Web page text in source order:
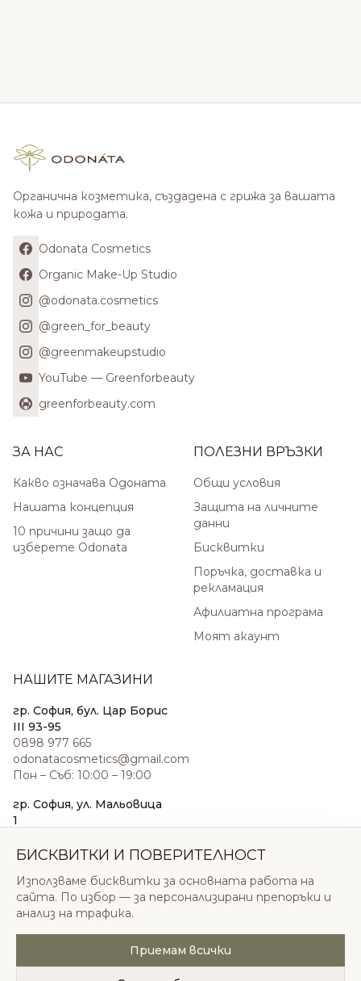
Органична козметика, създадена с грижа за вашата
кожа и природата.
Odonata Cosmetics
Organic Make-Up Studio
@odonata.cosmetics
@green_for_beauty
@greenmakeupstudio
YouTube — Greenforbeauty
greenforbeauty.com
ЗА НАС
Какво означава Одоната
Нашата концепция
10 причини защо да
изберете Odonata
ПОЛЕЗНИ ВРЪЗКИ
Общи условия
Защита на личните
данни
Бисквитки
Поръчка, доставка и
рекламация
Афилиатна програма
Моят акаунт
НАШИТЕ МАГАЗИНИ
гр. София, бул. Цар Борис
III 93-95
0898 977 665
odonatacosmetics@gmail.com
Пон – Съб: 10:00 – 19:00
гр. София, ул. Мальовица
1
sales@odonatacosmetics.com
Нед: 11:00 – 18:00
© 2026 Одоната Козметикс ООД. Всички права
запазени.
БИСКВИТКИ И ПОВЕРИТЕЛНОСТ
Използваме бисквитки за основната работа на
сайта. По избор — за персонализирани препоръки и
анализ на трафика.
Приемам всички